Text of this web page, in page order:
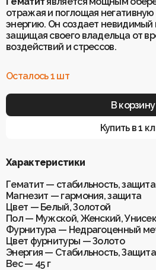
Для клиентов
Доставка
Гарантия и возврат
Обучение «Браслеты
и бизнес с камнями»
Рекомендации по уходу
О Keklik
Блог
Контакты
Политика
Пользовательское
ИП Шахрай Светлана
ИНН
ОГРН
Разработка сайта
отражая и поглощая негативную
энергию. Он создает невидимый
защищая своего владельца от
воздействий и стрессов.
Осталось 1 шт
В корзину
Купить в 1
Характеристики
Гематит — стабильность, защита
Магнезит — гармония, защита
Цвет — Белый, Золотой
Пол — Мужской, Женский,
Фурнитура — Недрагоценный
Цвет фурнитуры — Золото
Энергия — Стабильность,
Вес — 45 г